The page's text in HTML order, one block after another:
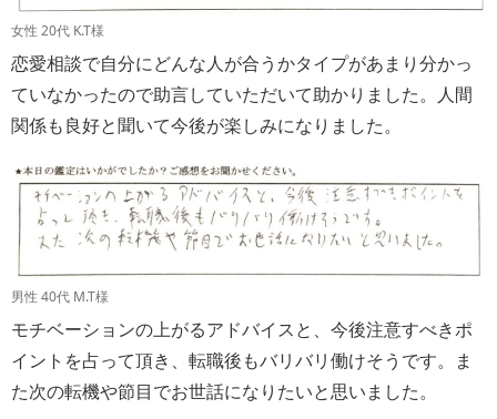
女性 20代 K.T様
恋愛相談で自分にどんな人が合うかタイプがあまり分かっ
ていなかったので助言していただいて助かりました。人間
関係も良好と聞いて今後が楽しみになりました。
男性 40代 M.T様
モチベーションの上がるアドバイスと、今後注意すべきポ
イントを占って頂き、転職後もバリバリ働けそうです。ま
た次の転機や節目でお世話になりたいと思いました。